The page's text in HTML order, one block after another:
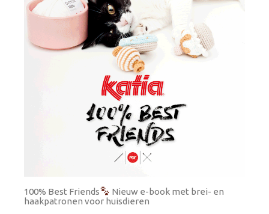
100% Best Friends
Nieuw e-book met brei- en
haakpatronen voor huisdieren